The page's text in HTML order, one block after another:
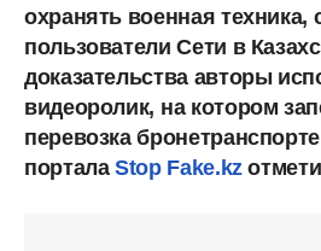
охранять военная техника,
пользователи Сети в
доказательства авторы
видеоролик, на котором
перевозка
порталаStop Fake.kz